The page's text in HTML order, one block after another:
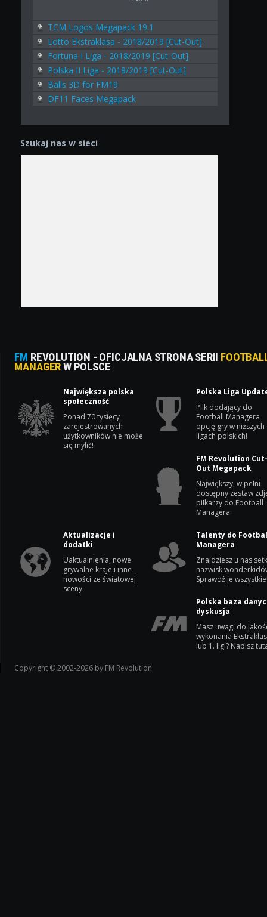
TCM Logos Megapack 19.1
Lotto Ekstraklasa - 2018/2019 [Cut-Out]
Fortuna I Liga - 2018/2019 [Cut-Out]
Polska II Liga - 2018/2019 [Cut-Out]
Balls 3D for FM19
DF11 Faces Megapack
Szukaj nas w sieci
FM REVOLUTION - OFICJALNA STRONA SERII
MANAGERW POLSCE
Największa polska
społeczność
Ponad 70 tysięcy
zarejestrowanych
użytkowników nie może
się mylić!
Polska Liga
Plik dodający do
Football Managera
opcję gry w niższych
ligach polskich!
FM Revolution
Out Megapack
Największy, w pełni
dostępny zestaw
piłkarzy do Football
Managera.
Aktualizacje i
dodatki
Uaktualnienia, nowe
grywalne kraje i inne
nowości ze światowej
sceny.
Talenty do
Managera
Znajdziesz u nas
nazwisk
Sprawdź je
Polska baza
dyskusja
Masz uwagi do
wykonania
lub 1. ligi? Napisz
Copyright © 2002-2026 by FM Revolution